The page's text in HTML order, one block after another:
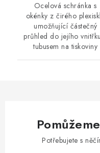
Ocelová schránka s
okénky z čirého
umožňující částečný
průhled do jejího
tubusem na tiskoviny
Potřebujete s